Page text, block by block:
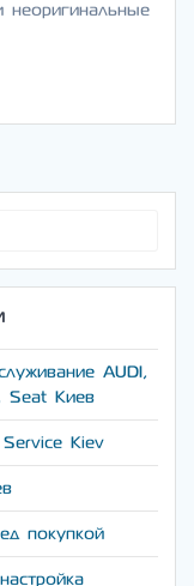
AUDI,
Seat Киев
Kiev
покупкой